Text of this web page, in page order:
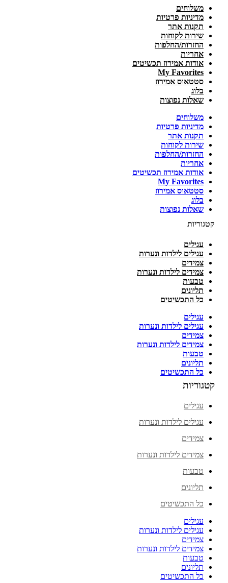
משלוחים
מדיניות פרטיות
תקנות אתר
שירות לקוחות
החזרות/החלפות
אחריות
אודות אמירוז תכשיטים
My Favorites
סטטאוס אמירוז
בלוג
שאלות נפוצות
משלוחים
מדיניות פרטיות
תקנות אתר
שירות לקוחות
החזרות/החלפות
אחריות
אודות אמירוז תכשיטים
My Favorites
סטטאוס אמירוז
בלוג
שאלות נפוצות
קטגוריות
עגילים
עגילים לילדות ונערות
צמידים
צמידים לילדות ונערות
טבעות
תליונים
כל התכשיטים
עגילים
עגילים לילדות ונערות
צמידים
צמידים לילדות ונערות
טבעות
תליונים
כל התכשיטים
קטגוריות
עגילים
עגילים לילדות ונערות
צמידים
צמידים לילדות ונערות
טבעות
תליונים
כל התכשיטים
עגילים
עגילים לילדות ונערות
צמידים
צמידים לילדות ונערות
טבעות
תליונים
כל התכשיטים